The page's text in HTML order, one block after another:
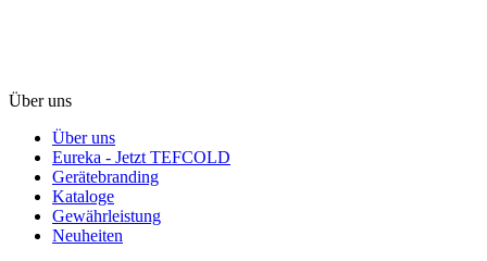
Über uns
Über uns
Eureka - Jetzt TEFCOLD
Gerätebranding
Kataloge
Gewährleistung
Neuheiten